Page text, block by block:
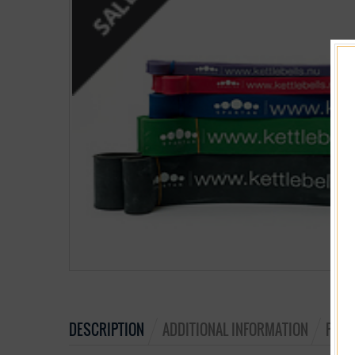
DESCRIPTION ADDITIONAL INFORMATION